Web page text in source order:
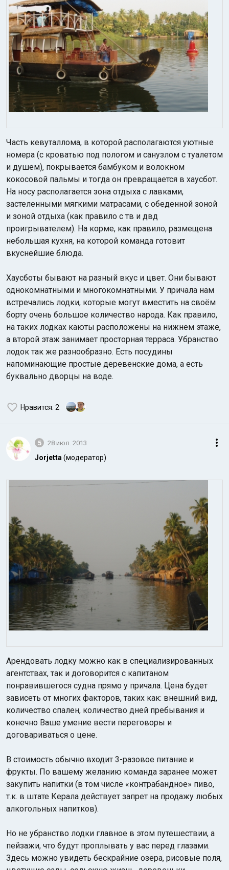
Часть кевуталлома, в которой располагаются уютные
номера (с кроватью под пологом и санузлом с туалетом
и душем), покрывается бамбуком и волокном
кокосовой пальмы и тогда он превращается в хаусбот.
На носу располагается зона отдыха с лавками,
застеленными мягкими матрасами, с обеденной зоной
и зоной отдыха (как правило с тв и двд
проигрывателем). На корме, как правило, размещена
небольшая кухня, на которой команда готовит
вкуснейшие блюда.
Хаусботы бывают на разный вкус и цвет. Они бывают
однокомнатными и многокомнатными. У причала нам
встречались лодки, которые могут вместить на своём
борту очень большое количество народа. Как правило,
на таких лодках каюты расположены на нижнем этаже,
а второй этаж занимает просторная терраса. Убранство
лодок так же разнообразно. Есть посудины
напоминающие простые деревенские дома, а есть
буквально дворцы на воде.
Нравится: 2
5 28 июл. 2013
Jorjetta (модератор)
Арендовать лодку можно как в специализированных
агентствах, так и договорится с капитаном
понравившегося судна прямо у причала. Цена будет
зависеть от многих факторов, таких как: внешний вид,
количество спален, количество дней пребывания и
конечно Ваше умение вести переговоры и
договариваться о цене.
В стоимость обычно входит 3-разовое питание и
фрукты. По вашему желанию команда заранее может
закупить напитки (в том числе «контрабандное» пиво,
т.к. в штате Керала действует запрет на продажу любых
алкогольных напитков).
Но не убранство лодки главное в этом путешествии, а
пейзажи, что будут проплывать у вас перед глазами.
Здесь можно увидеть бескрайние озера, рисовые поля,